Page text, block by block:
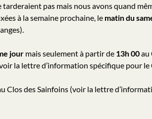
pas mais nous avons quand
à la semaine prochaine, le matin du
jour mais seulement à partir de 13h 00au
la lettre d’information spécifique pour
Clos des Sainfoins (voir la lettre